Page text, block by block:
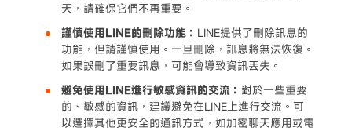
天，請確保它們不再重要。
謹慎使用LINE的刪除功能： LINE提供了刪除訊息的
功能，但請謹慎使用。一旦刪除，訊息將無法恢復。
如果誤刪了重要訊息，可能會導致資訊丟失。
避免使用LINE進行敏感資訊的交流： 對於一些重要
的、敏感的資訊，建議避免在LINE上進行交流。可
以選擇其他更安全的通訊方式，如加密聊天應用或電